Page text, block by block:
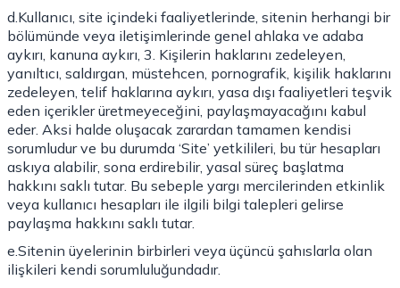
d.Kullanıcı, site içindeki faaliyetlerinde, sitenin herhangi bir
bölümünde veya iletişimlerinde genel ahlaka ve adaba
aykırı, kanuna aykırı, 3. Kişilerin haklarını zedeleyen,
yanıltıcı, saldırgan, müstehcen, pornografik, kişilik haklarını
zedeleyen, telif haklarına aykırı, yasa dışı faaliyetleri teşvik
eden içerikler üretmeyeceğini, paylaşmayacağını kabul
eder. Aksi halde oluşacak zarardan tamamen kendisi
sorumludur ve bu durumda ‘Site’ yetkilileri, bu tür hesapları
askıya alabilir, sona erdirebilir, yasal süreç başlatma
hakkını saklı tutar. Bu sebeple yargı mercilerinden etkinlik
veya kullanıcı hesapları ile ilgili bilgi talepleri gelirse
paylaşma hakkını saklı tutar.
e.Sitenin üyelerinin birbirleri veya üçüncü şahıslarla olan
ilişkileri kendi sorumluluğundadır.